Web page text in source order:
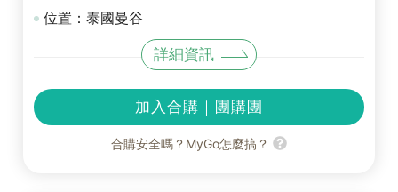
位置：泰國曼谷
詳細資訊
加入合購｜團購團
合購安全嗎？MyGo怎麼搞？